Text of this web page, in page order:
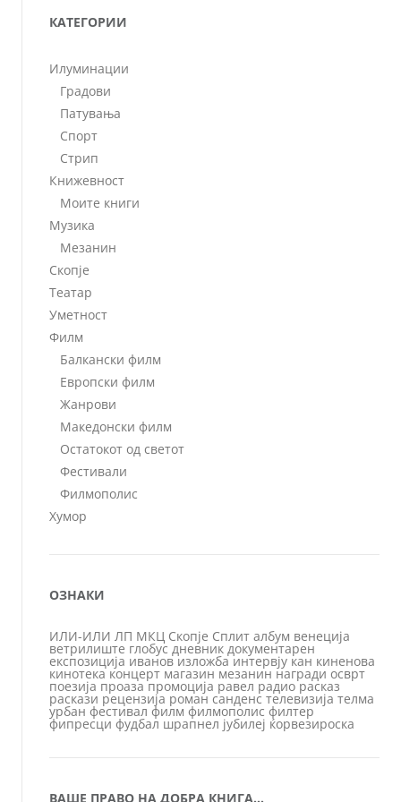
КАТЕГОРИИ
Илуминации
Градови
Патувања
Спорт
Стрип
Книжевност
Моите книги
Музика
Мезанин
Скопје
Театар
Уметност
Филм
Балкански филм
Европски филм
Жанрови
Македонски филм
Остатокот од светот
Фестивали
Филмополис
Хумор
ОЗНАКИ
ИЛИ-ИЛИ ЛП МКЦ Скопје Сплит албум венеција
ветрилиште глобус дневник документарен
експозиција иванов изложба интервју кан киненова
кинотека концерт магазин мезанин награди осврт
поезија проаза промоција равел радио расказ
раскази рецензија роман санденс телевизија телма
урбан фестивал филм филмополис филтер
фипресци фудбал шрапнел јубилеј ќорвезироска
ВАШЕ ПРАВО НА ДОБРА КНИГА…